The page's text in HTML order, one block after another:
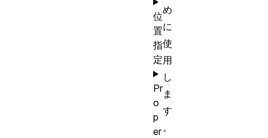
め
に
使
用
し
ま
す
。
位
置
指
定
Pr
o
p
er